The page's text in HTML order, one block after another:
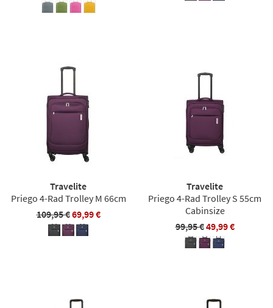
Travelite
Priego 4-Rad Trolley M 66cm
109,95 €69,99 €
Travelite
Priego 4-Rad Trolley S 55cm
Cabinsize
99,95 €49,99 €